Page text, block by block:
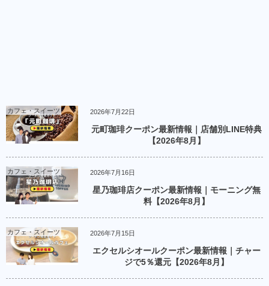
カフェ・スイーツ 2026年7月22日
元町珈琲クーポン最新情報｜店舗別LINE特典
【2026年8月】
カフェ・スイーツ 2026年7月16日
星乃珈琲店クーポン最新情報｜モーニング無
料【2026年8月】
カフェ・スイーツ 2026年7月15日
エクセルシオールクーポン最新情報｜チャー
ジで5％還元【2026年8月】